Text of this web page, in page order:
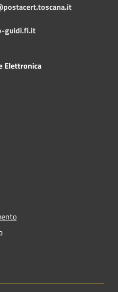
guidi.fi.it
Elettronica